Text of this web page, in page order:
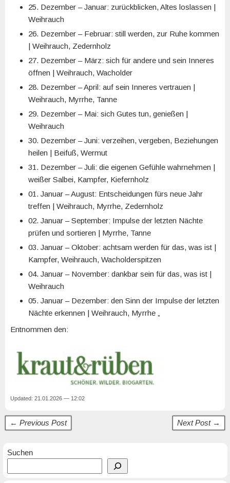
25. Dezember – Januar: zurückblicken, Altes loslassen |
Weihrauch
26. Dezember – Februar: still werden, zur Ruhe kommen
| Weihrauch, Zedernholz
27. Dezember – März: sich für andere und sein Inneres
öffnen | Weihrauch, Wacholder
28. Dezember – April: auf sein Inneres vertrauen |
Weihrauch, Myrrhe, Tanne
29. Dezember – Mai: sich Gutes tun, genießen |
Weihrauch
30. Dezember – Juni: verzeihen, vergeben, Beziehungen
heilen | Beifuß, Wermut
31. Dezember – Juli: die eigenen Gefühle wahrnehmen |
weißer Salbei, Kampfer, Kiefernholz
01. Januar – August: Entscheidungen fürs neue Jahr
treffen | Weihrauch, Myrrhe, Zedernholz
02. Januar – September: Impulse der letzten Nächte
prüfen und sortieren | Myrrhe, Tanne
03. Januar – Oktober: achtsam werden für das, was ist |
Kampfer, Weihrauch, Wacholderspitzen
04. Januar – November: dankbar sein für das, was ist |
Weihrauch
05. Januar – Dezember: den Sinn der Impulse der letzten
Nächte erkennen | Weihrauch, Myrrhe „
Entnommen den:
Updated: 21.01.2026 — 12:02
← Previous Post Next Post →
Suchen